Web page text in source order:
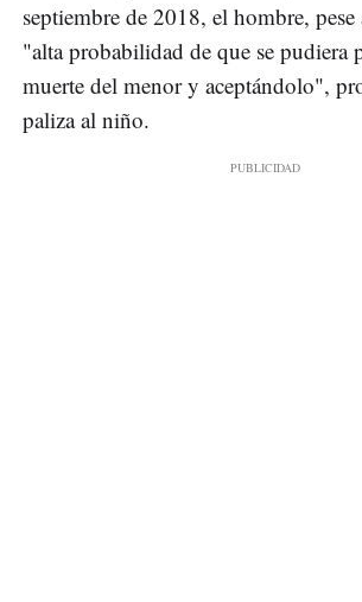
septiembre de 2018, el hombre,
"alta probabilidad de que se pudiera
muerte del menor y aceptándolo",
paliza al niño.